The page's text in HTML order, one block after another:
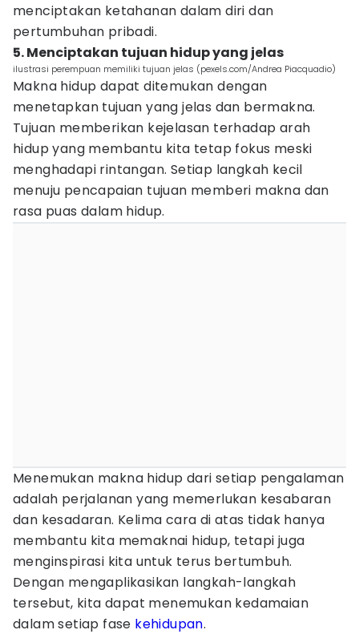
menciptakan ketahanan dalam diri dan
pertumbuhan pribadi.
5. Menciptakan tujuan hidup yang jelas
ilustrasi perempuan memiliki tujuan jelas (pexels.com/Andrea Piacquadio)
Makna hidup dapat ditemukan dengan
menetapkan tujuan yang jelas dan bermakna.
Tujuan memberikan kejelasan terhadap arah
hidup yang membantu kita tetap fokus meski
menghadapi rintangan. Setiap langkah kecil
menuju pencapaian tujuan memberi makna dan
rasa puas dalam hidup.
Menemukan makna hidup dari setiap pengalaman
adalah perjalanan yang memerlukan kesabaran
dan kesadaran. Kelima cara di atas tidak hanya
membantu kita memaknai hidup, tetapi juga
menginspirasi kita untuk terus bertumbuh.
Dengan mengaplikasikan langkah-langkah
tersebut, kita dapat menemukan kedamaian
dalam setiap fase kehidupan.